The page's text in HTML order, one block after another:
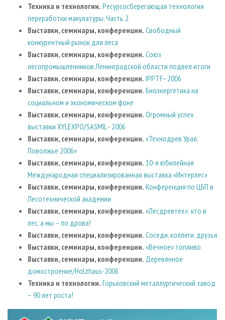
Техника и технологии. Ресурсосберегающая технология
переработки макулатуры. Часть 2
Выставки, семинары, конференции. Свободный
конкурентный рынок для леса
Выставки, семинары, конференции. Союз
лесопромышленников Ленинградской области подвел итоги
Выставки, семинары, конференции. IPPTF–2006
Выставки, семинары, конференции. Биоэнергетика на
социальном и экономическом фоне
Выставки, семинары, конференции. Огромный успех
выставки XYLEXPO/SASMIL - 2006
Выставки, семинары, конференции. «Технодрев Урал.
Поволжье 2006»
Выставки, семинары, конференции. 10-я юбилейная
Международная специализированная выставка «Интерлес»
Выставки, семинары, конференции. Конференция по ЦБП в
Лесотехнической академии
Выставки, семинары, конференции. «Лесдревтех»: кто в
лес, а мы – по дрова!
Выставки, семинары, конференции. Соседи, коллеги, друзья
Выставки, семинары, конференции. «Вечное» топливо
Выставки, семинары, конференции. Деревянное
домостроение/Holzhaus-2006
Техника и технологии. Горьковский металлургический завод
– 90 лет роста!